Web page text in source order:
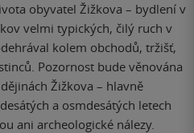
obyvatel Žižkova – bydlení v
velmi typických, čilý ruch v
kolem obchodů, tržišť,
Pozornost bude věnována
Žižkova – hlavně
a osmdesátých letech
ani archeologické nálezy.